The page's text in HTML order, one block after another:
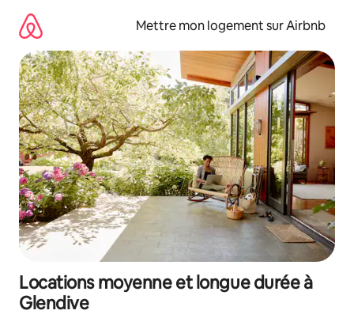
directement
contenu
Mettre mon logement sur Airbnb
Locations moyenne et longue durée à
Glendive